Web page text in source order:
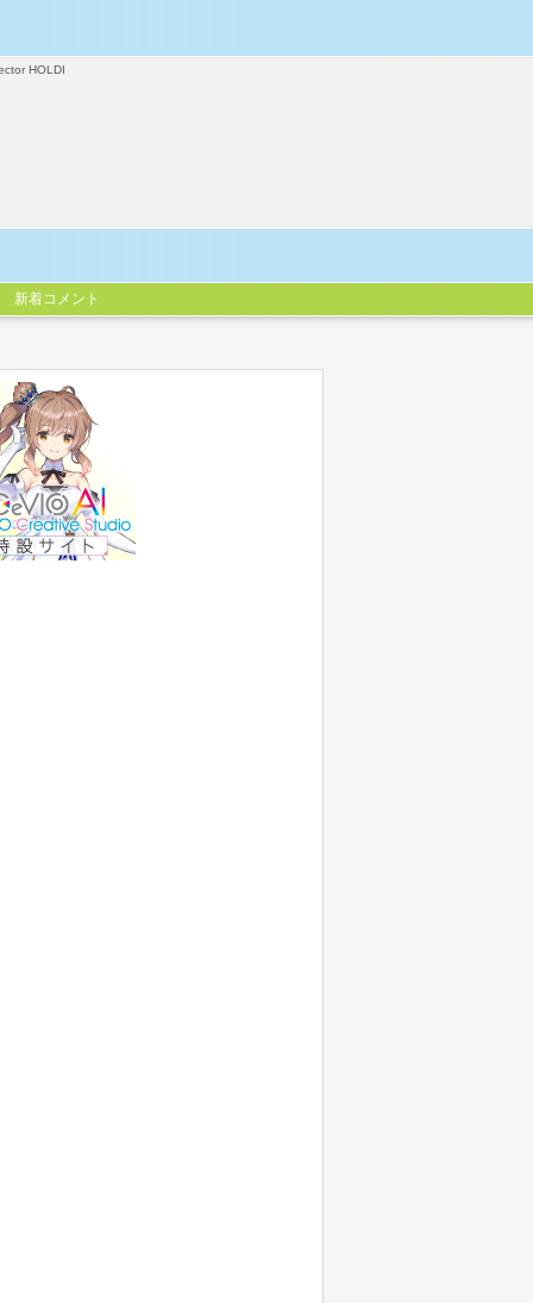
HOLDI
新着コメント